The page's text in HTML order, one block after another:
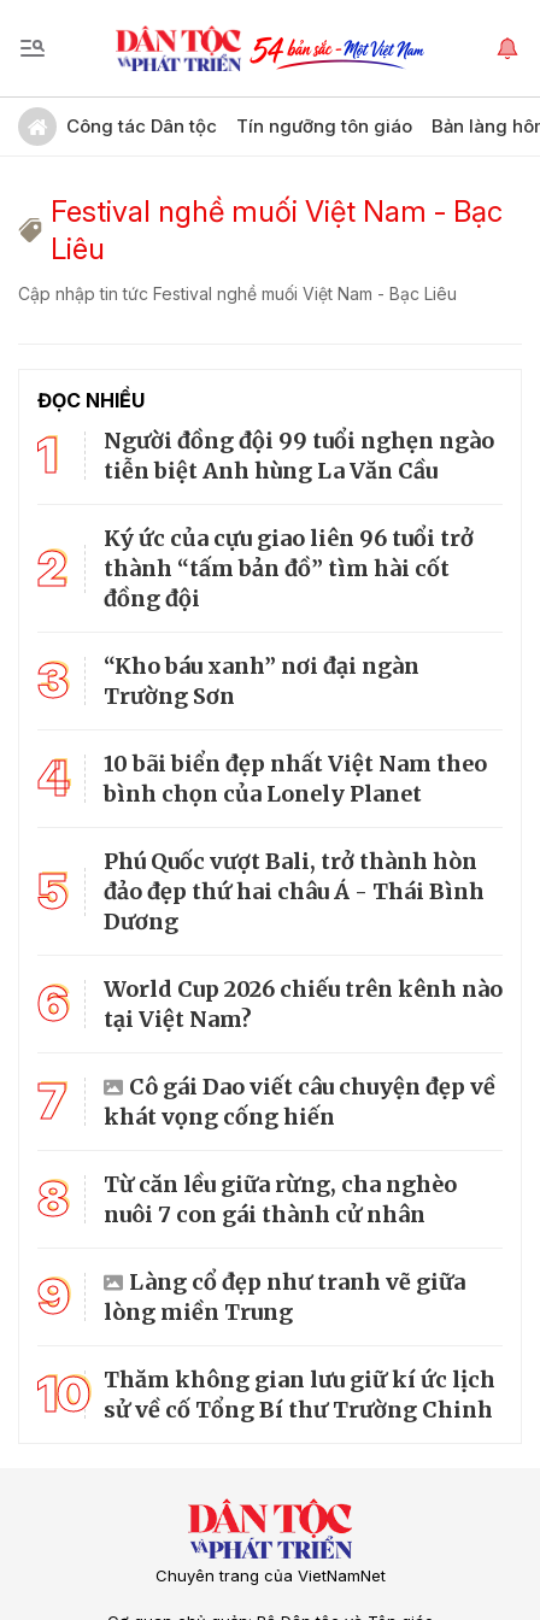
Công tác Dân tộc Tín ngưỡng tôn giáo Bản làng
Festival nghề muối Việt Nam - Bạc
Liêu
Cập nhập tin tức Festival nghề muối Việt Nam - Bạc Liêu
ĐỌC NHIỀU
1
Người đồng đội 99 tuổi nghẹn ngào
tiễn biệt Anh hùng La Văn Cầu
2
Ký ức của cựu giao liên 96 tuổi trở
thành “tấm bản đồ” tìm hài cốt
đồng đội
3
“Kho báu xanh” nơi đại ngàn
Trường Sơn
4
10 bãi biển đẹp nhất Việt Nam theo
bình chọn của Lonely Planet
5
Phú Quốc vượt Bali, trở thành hòn
đảo đẹp thứ hai châu Á - Thái Bình
Dương
6
World Cup 2026 chiếu trên kênh nào
tại Việt Nam?
7
Cô gái Dao viết câu chuyện đẹp về
khát vọng cống hiến
8
Từ căn lều giữa rừng, cha nghèo
nuôi 7 con gái thành cử nhân
9
Làng cổ đẹp như tranh vẽ giữa
lòng miền Trung
10 Thăm không gian lưu giữ kí ức lịch
sử về cố Tổng Bí thư Trường Chinh
Chuyên trang của VietNamNet